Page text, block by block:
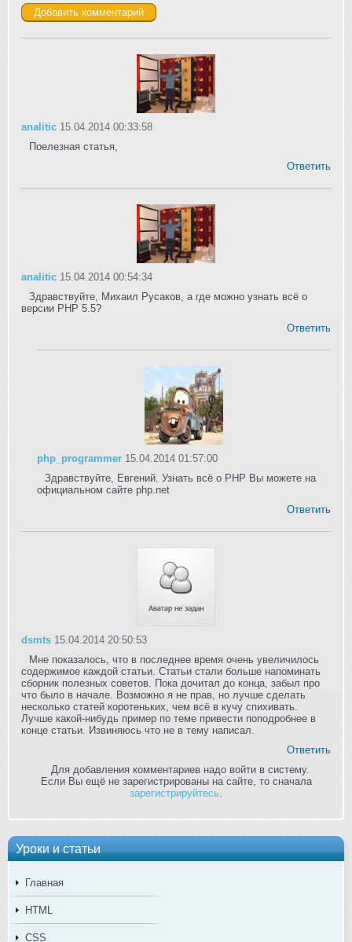
Уроки и статьи
Главная
HTML
CSS
analitic 15.04.2014 00:33:58
Поелезная статья,
Ответить
analitic 15.04.2014 00:54:34
Здравствуйте, Михаил Русаков, а где можно узнать всё о
версии PHP 5.5?
Ответить
php_programmer 15.04.2014 01:57:00
Здравствуйте, Евгений. Узнать всё о PHP Вы можете на
официальном сайте php.net
Ответить
dsmts 15.04.2014 20:50:53
Мне показалось, что в последнее время очень увеличилось
содержимое каждой статьи. Статьи стали больше напоминать
сборник полезных советов. Пока дочитал до конца, забыл про
что было в начале. Возможно я не прав, но лучше сделать
несколько статей коротеньких, чем всё в кучу спихивать.
Лучше какой-нибудь пример по теме привести поподробнее в
конце статьи. Извиняюсь что не в тему написал.
Ответить
Для добавления комментариев надо войти в систему.
Если Вы ещё не зарегистрированы на сайте, то сначала
зарегистрируйтесь.